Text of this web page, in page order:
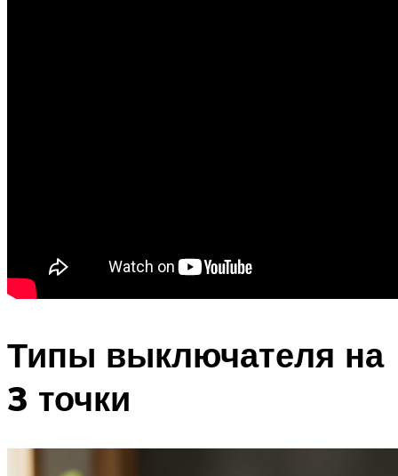
Типы выключателя на
3 точки